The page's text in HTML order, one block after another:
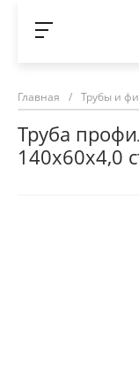
Главная / Трубы и
Труба
140х60х4,0